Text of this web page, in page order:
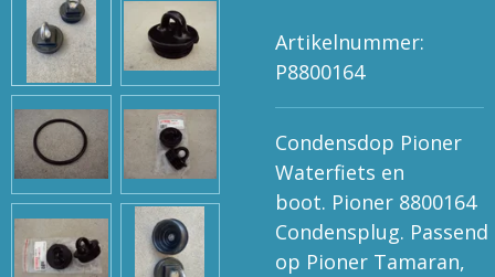
Artikelnummer:
P8800164
Condensdop Pioner
Waterfiets en
boot. Pioner 8800164
Condensplug. Passend
op Pioner Tamaran,